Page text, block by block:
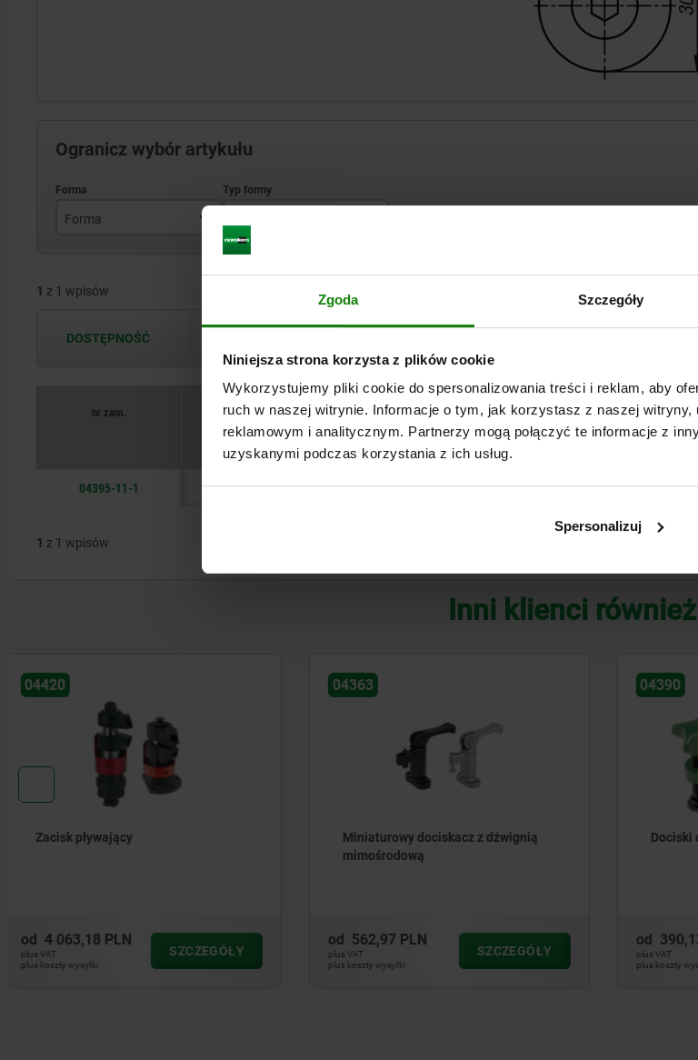
Zgoda Szczegóły
Niniejsza strona korzysta z plików cookie
Wykorzystujemy pliki cookie do spersonalizowania treści i reklam, aby
ruch w naszej witrynie. Informacje o tym, jak korzystasz z naszej witryny,
reklamowym i analitycznym. Partnerzy mogą połączyć te informacje z
uzyskanymi podczas korzystania z ich usług.
Spersonalizuj
Ogranicz wybór artykułu
Forma
1 z 1 wpisów POWIĘKSZ TABELĘ
DOSTĘPNOŚĆ
nr zam.
Forma
Typ formy
04395-11-1 A standardowy
1 z 1 wpisów
Inni klienci
04363
Miniaturowy dociskacz z dźwignią
od562,97 PLN
plus VAT
plus koszty wysyłki
SZCZEGÓŁY
04390
Dociski odchylane
od390,13 PLN
plus VAT
plus koszty wysyłki
SZCZEGÓŁY
04421
Zacisk
od4
plus VAT
plus koszty